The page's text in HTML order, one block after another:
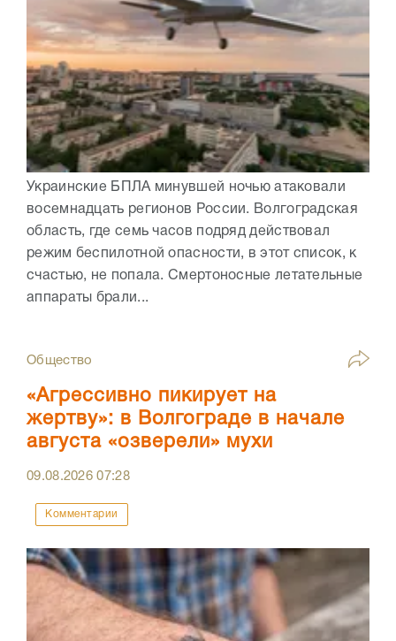
Украинские БПЛА минувшей ночью атаковали
восемнадцать регионов России. Волгоградская
область, где семь часов подряд действовал
режим беспилотной опасности, в этот список, к
счастью, не попала. Смертоносные летательные
аппараты брали...
Общество
«Агрессивно пикирует на
жертву»: в Волгограде в начале
августа «озверели» мухи
09.08.202607:28
Комментарии